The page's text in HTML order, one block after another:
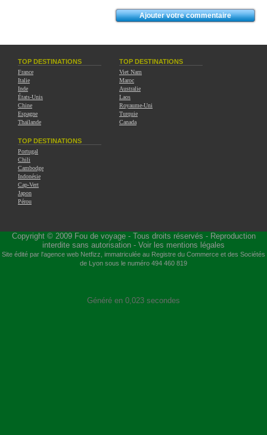
TOP DESTINATIONS
France
Italie
Inde
États-Unis
Chine
Espagne
Thaïlande
TOP DESTINATIONS
Viet Nam
Maroc
Australie
Laos
Royaume-Uni
Turquie
Canada
TOP DESTINATIONS
Portugal
Chili
Cambodge
Indonésie
Cap-Vert
Japon
Pérou
Copyright © 2009 Fou de voyage- Tous droits réservés - Reproduction
interdite sans autorisation - Voir les mentions légales
Site édité par l'agence web Netfizz , immatriculée au Registre du Commerce et des Sociétés
de Lyon sous le numéro 494 460 819
Généré en 0,023 secondes